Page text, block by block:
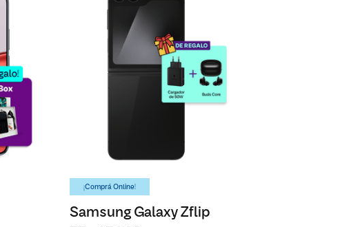
¡Comprá Online!
Samsung Galaxy Zflip